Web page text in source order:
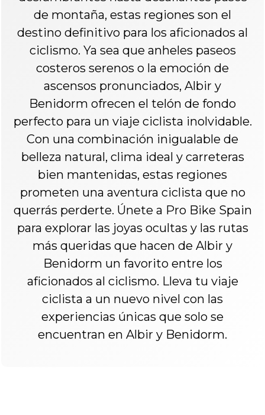
de montaña, estas regiones son el
destino definitivo para los aficionados al
ciclismo. Ya sea que anheles paseos
costeros serenos o la emoción de
ascensos pronunciados, Albir y
Benidorm ofrecen el telón de fondo
perfecto para un viaje ciclista inolvidable.
Con una combinación inigualable de
belleza natural, clima ideal y carreteras
bien mantenidas, estas regiones
prometen una aventura ciclista que no
querrás perderte. Únete a Pro Bike Spain
para explorar las joyas ocultas y las rutas
más queridas que hacen de Albir y
Benidorm un favorito entre los
aficionados al ciclismo. Lleva tu viaje
ciclista a un nuevo nivel con las
experiencias únicas que solo se
encuentran en Albir y Benidorm.